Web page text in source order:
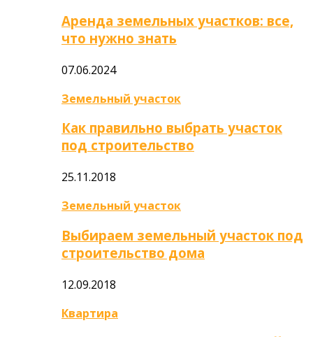
Аренда земельных участков: все,
что нужно знать
07.06.2024
Земельный участок
Как правильно выбрать участок
под строительство
25.11.2018
Земельный участок
Выбираем земельный участок под
строительство дома
12.09.2018
Квартира